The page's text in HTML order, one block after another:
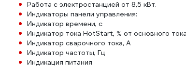
Работа с электростанцией от 8,5 кВт.
Индикаторы панели управления:
Индикатор времени, с
Индикатор тока HotStart, % от основного тока
Индикатор сварочного тока, А
Индикатор частоты, Гц
Индикация питания